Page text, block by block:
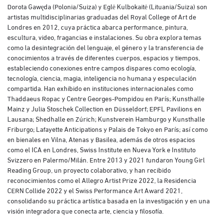
Dorota Gawęda (Polonia/Suiza) y Eglė Kulbokaitė (Lituania/Suiza) son
artistas multidisciplinarias graduadas del Royal College of Art de
Londres en 2012, cuya práctica abarca performance, pintura,
escultura, video, fragancias e instalaciones. Su obra explora temas
como la desintegración del lenguaje, el género y la transferencia de
conocimientos a través de diferentes cuerpos, espacios y tiempos,
estableciendo conexiones entre campos dispares como ecología,
tecnología, ciencia, magia, inteligencia no humana y especulación
compartida. Han exhibido en instituciones internacionales como
Thaddaeus Ropac y Centre Georges-Pompidou en París; Kunsthalle
Mainz y Julia Stoschek Collection en Düsseldorf; EPFL Pavilions en
Lausana; Shedhalle en Zúrich; Kunstverein Hamburgo y Kunsthalle
Friburgo; Lafayette Anticipations y Palais de Tokyo en París; así como
en bienales en Vilna, Atenas y Basilea, además de otros espacios
como el ICA en Londres, Swiss Institute en Nueva York e Instituto
Svizzero en Palermo/Milán. Entre 2013 y 2021 fundaron Young Girl
Reading Group, un proyecto colaborativo, y han recibido
reconocimientos como el Allegro Artist Prize 2022, la Residencia
CERN Collide 2022 y el Swiss Performance Art Award 2021,
consolidando su práctica artística basada en la investigación y en una
visión integradora que conecta arte, ciencia y filosofía.